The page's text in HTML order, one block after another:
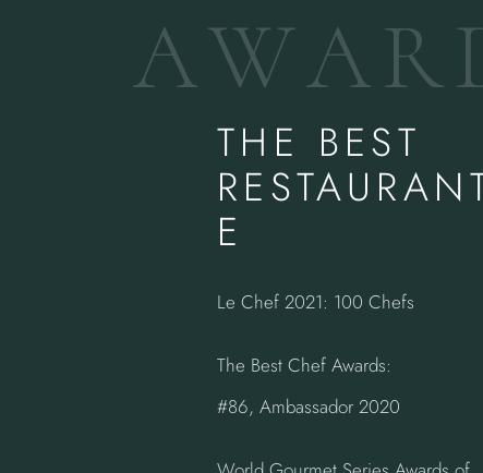
AWAR
THE BEST
E
Le Chef 2021: 100 Chefs
The Best Chef Awards:
#86, Ambassador 2020